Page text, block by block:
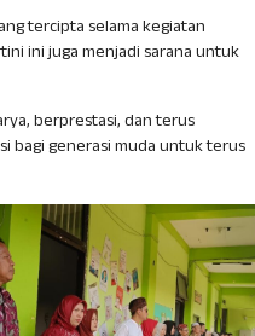
tercipta selama kegiatan
ini juga menjadi sarana untuk
berprestasi, dan terus
bagi generasi muda untuk terus